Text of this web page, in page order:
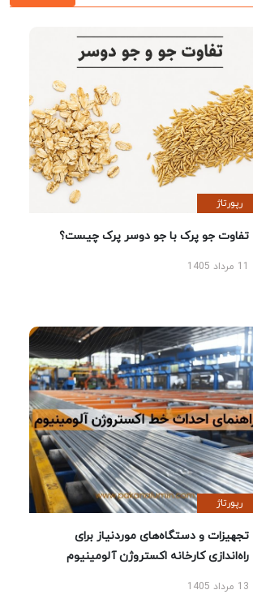
رپورتاژ
تفاوت جو پرک با جو دوسر پرک چیست؟
رپورتاژ
تجهیزات و دستگاه‌های موردنیاز برای
راه‌اندازی کارخانه اکستروژن آلومینیوم
13 مرداد 1405